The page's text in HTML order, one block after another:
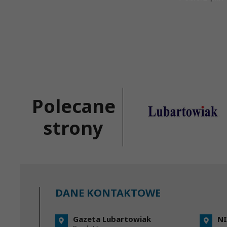
Polecane
strony
DANE KONTAKTOWE
Gazeta Lubartowiak